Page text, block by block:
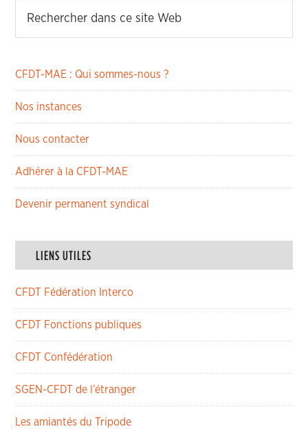
CFDT-MAE : Qui sommes-nous ?
Nos instances
Nous contacter
Adhérer à la CFDT-MAE
Devenir permanent syndical
LIENS UTILES
CFDT Fédération Interco
CFDT Fonctions publiques
CFDT Confédération
SGEN-CFDT de l’étranger
Les amiantés du Tripode